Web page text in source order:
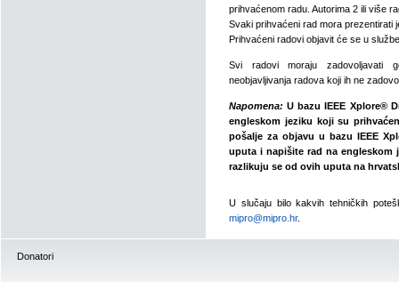
prihvaćenom radu. Autorima 2 ili više
Svaki prihvaćeni rad mora prezentirati
Prihvaćeni radovi objavit će se u
Svi radovi moraju zadovoljavati
neobjavljivanja radova koji ih ne
Napomena:U bazu IEEE Xplore®
engleskom jeziku koji su
pošalje za objavu u bazu IEEE
uputa i napišite rad na engleskom
razlikuju se od ovih uputa na
U slučaju bilo kakvih tehničkih
mipro@mipro.hr.
Donatori